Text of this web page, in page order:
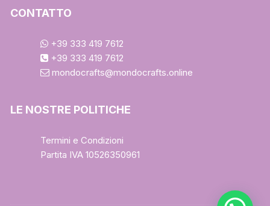
CONTATTO
+39 333 419 7612
+39 333 419 7612
mondocrafts@mondocrafts.online
LE NOSTRE POLITICHE
Termini e Condizioni
Partita IVA 10526350961